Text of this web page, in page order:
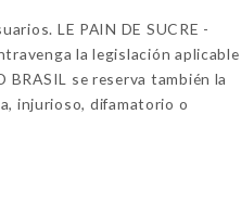
LE PAIN DE SUCRE -
la legislación aplicable
BRASIL se reserva también la
injurioso, difamatorio o